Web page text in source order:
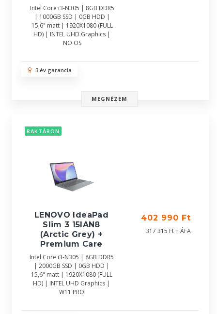
Intel Core i3-N305 | 8GB DDR5
| 1000GB SSD | 0GB HDD |
15,6" matt | 1920X1080 (FULL
HD) | INTEL UHD Graphics |
NO OS
3 év garancia
MEGNÉZEM
RAKTÁRON
LENOVO IdeaPad
Slim 3 15IAN8
(Arctic Grey) +
Premium Care
Intel Core i3-N305 | 8GB DDR5
| 2000GB SSD | 0GB HDD |
15,6" matt | 1920X1080 (FULL
HD) | INTEL UHD Graphics |
W11 PRO
402 990 Ft
317 315 Ft + ÁFA